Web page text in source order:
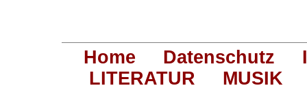
Home Datenschutz
LITERATUR
MUSIK